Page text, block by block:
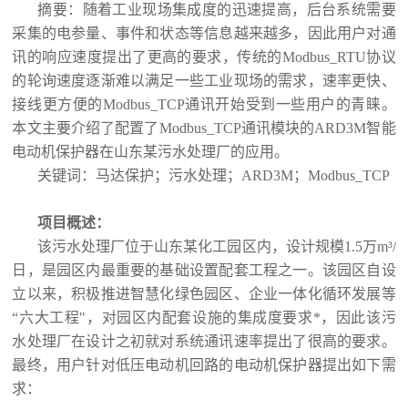
摘要：随着工业现场集成度的迅速提高，后台系统需要
采集的电参量、事件和状态等信息越来越多，因此用户对通
讯的响应速度提出了更高的要求，传统的Modbus_RTU协议
的轮询速度逐渐难以满足一些工业现场的需求，速率更快、
接线更方便的Modbus_TCP通讯开始受到一些用户的青睐。
本文主要介绍了配置了Modbus_TCP通讯模块的ARD3M智能
电动机保护器在山东某污水处理厂的应用。
关键词：马达保护；污水处理； ARD3M；Modbus_TCP
项目概述：
该污水处理厂位于山东某化工园区内，设计规模1.5万m³/
日，是园区内最重要的基础设置配套工程之一。该园区自设
立以来，积极推进智慧化绿色园区、企业一体化循环发展等
“六大工程" ，对园区内配套设施的集成度要求*，因此该污
水处理厂在设计之初就对系统通讯速率提出了很高的要求。
最终，用户针对低压电动机回路的电动机保护器提出如下需
求：